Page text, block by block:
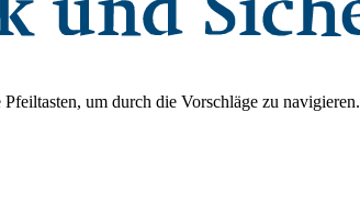
um durch die Vorschläge zu navigieren.